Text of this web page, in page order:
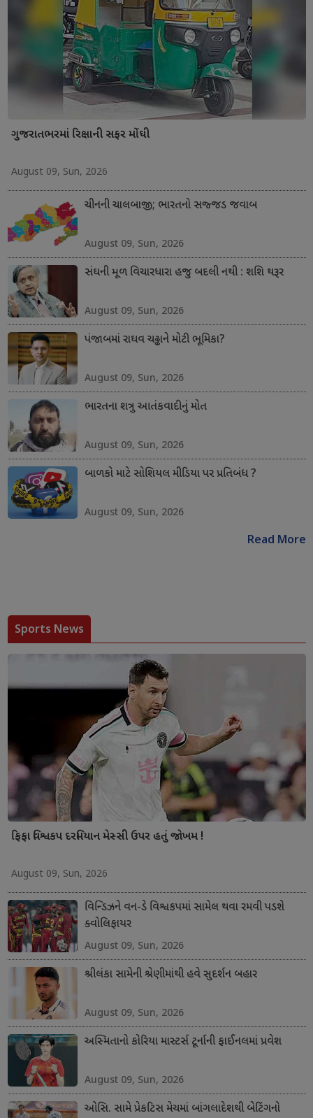
ગુજરાતભરમાં રિક્ષાની સફર મોંઘી
August 09, Sun, 2026
ચીનની ચાલબાજી; ભારતનો સજ્જડ જવાબ
August 09, Sun, 2026
સંઘની મૂળ વિચારધારા હજુ બદલી નથી : શશિ થરૂર
August 09, Sun, 2026
પંજાબમાં રાઘવ ચઢ્ઢાને મોટી ભૂમિકા?
August 09, Sun, 2026
ભારતના શત્રુ આતંકવાદીનું મોત
August 09, Sun, 2026
બાળકો માટે સોશિયલ મીડિયા પર પ્રતિબંધ ?
August 09, Sun, 2026
Read More
Sports News
ફિફા વિશ્વકપ દરમિયાન મેસ્સી ઉપર હતું જોખમ !
August 09, Sun, 2026
વિન્ડિઝને વન-ડે વિશ્વકપમાં સામેલ થવા રમવી પડશે
ક્વોલિફાયર
August 09, Sun, 2026
શ્રીલંકા સામેની શ્રેણીમાંથી હવે સુદર્શન બહાર
August 09, Sun, 2026
અસ્મિતાનો કોરિયા માસ્ટર્સ ટૂર્નાની ફાઈનલમાં પ્રવેશ
August 09, Sun, 2026
ઓસિ. સામે પ્રેકટિસ મેચમાં બાંગલાદેશથી બેટિંગનો